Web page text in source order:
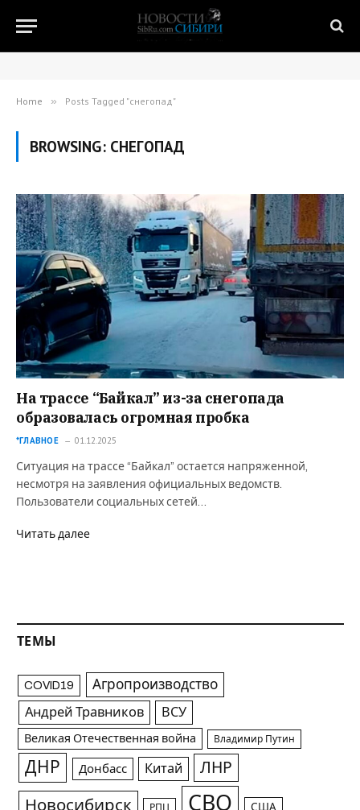
Home » Posts Tagged "снегопад"
BROWSING: СНЕГОПАД
На трассе “Байкал” из-за снегопада
образовалась огромная пробка
*ГЛАВНОЕ 01.12.2025
Ситуация на трассе “Байкал” остается напряженной,
несмотря на заявления официальных ведомств.
Пользователи социальных сетей…
Читать далее
ТЕМЫ
COVID19 Агропроизводство
Андрей Травников ВСУ
Великая Отечественная война Владимир Путин
ДНР Донбасс Китай ЛНР
Новосибирск СВО США